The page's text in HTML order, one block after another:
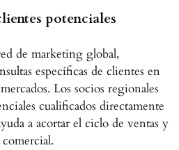
potenciales
de marketing global,
específicas de clientes en
Los socios regionales
cualificados directamente
a acortar el ciclo de ventas y